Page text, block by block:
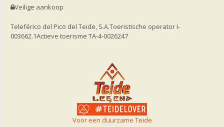
Veilige aankoop
Teleférico del Pico del Teide, S.A.Toeristische operator I-
003662.1Actieve toerisme TA-4-0026247
Voor een duurzame Teide